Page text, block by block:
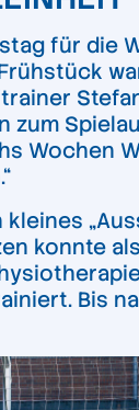
für die
Wochen
konnte
Bis